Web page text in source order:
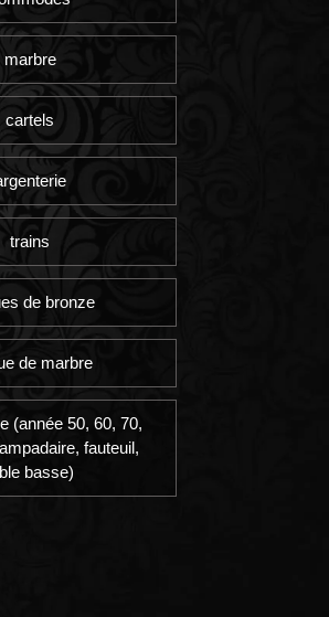
marbre
cartels
trains
de bronze
de marbre
(année 50, 60, 70,
fauteuil,
basse)